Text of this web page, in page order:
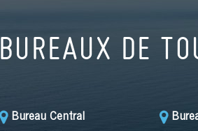
BUREAUX DE
Bureau Central